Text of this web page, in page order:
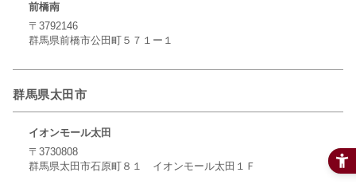
前橋南
〒3792146
群馬県前橋市公田町５７１ー１
群馬県太田市
イオンモール太田
〒3730808
群馬県太田市石原町８１ イオンモール太田１Ｆ